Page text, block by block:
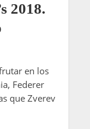
2018.
en los
Federer
que Zverev